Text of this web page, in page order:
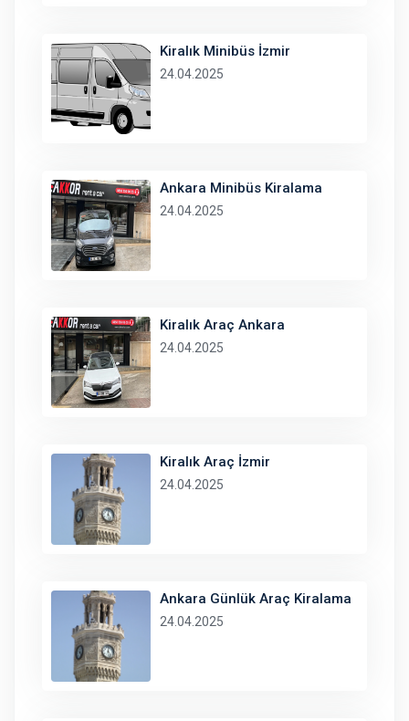
Kiralık Minibüs İzmir
24.04.2025
Ankara Minibüs Kiralama
24.04.2025
Kiralık Araç Ankara
24.04.2025
Kiralık Araç İzmir
24.04.2025
Ankara Günlük Araç Kiralama
24.04.2025